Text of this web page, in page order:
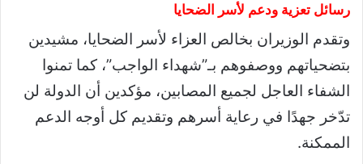
رسائل تعزية ودعم لأسر الضحايا
وتقدم الوزيران بخالص العزاء لأسر الضحايا، مشيدين
بتضحياتهم ووصفوهم بـ”شهداء الواجب”، كما تمنوا
الشفاء العاجل لجميع المصابين، مؤكدين أن الدولة لن
تدّخر جهدًا في رعاية أسرهم وتقديم كل أوجه الدعم
الممكنة.